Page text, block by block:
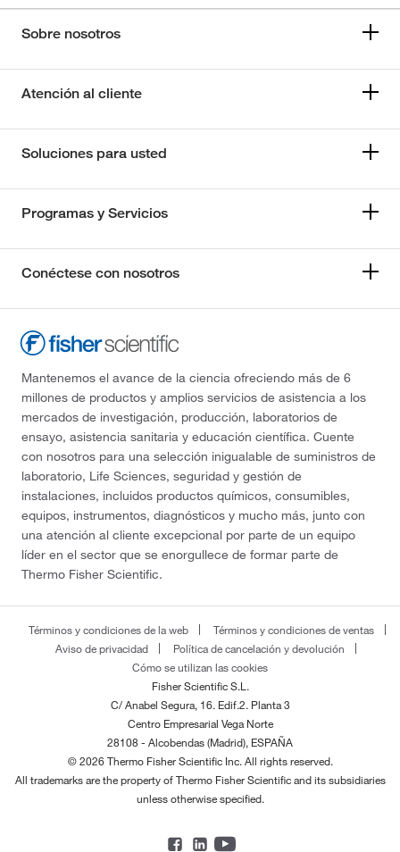
Sobre nosotros
Atención al cliente
Soluciones para usted
Programas y Servicios
Conéctese con nosotros
Mantenemos el avance de la ciencia ofreciendo más de 6
millones de productos y amplios servicios de asistencia a los
mercados de investigación, producción, laboratorios de
ensayo, asistencia sanitaria y educación científica. Cuente
con nosotros para una selección inigualable de suministros de
laboratorio, Life Sciences, seguridad y gestión de
instalaciones, incluidos productos químicos, consumibles,
equipos, instrumentos, diagnósticos y mucho más, junto con
una atención al cliente excepcional por parte de un equipo
líder en el sector que se enorgullece de formar parte de
Thermo Fisher Scientific.
Términos y condiciones de la web
Términos y condiciones de ventas
Aviso de privacidad
Política de cancelación y devolución
Cómo se utilizan las cookies
Fisher Scientific S.L.
C/ Anabel Segura, 16. Edif.2. Planta 3
Centro Empresarial Vega Norte
28108 - Alcobendas (Madrid), ESPAÑA
© 2026 Thermo Fisher Scientific Inc. All rights reserved.
All trademarks are the property of Thermo Fisher Scientific and its subsidiaries
unless otherwise specified.